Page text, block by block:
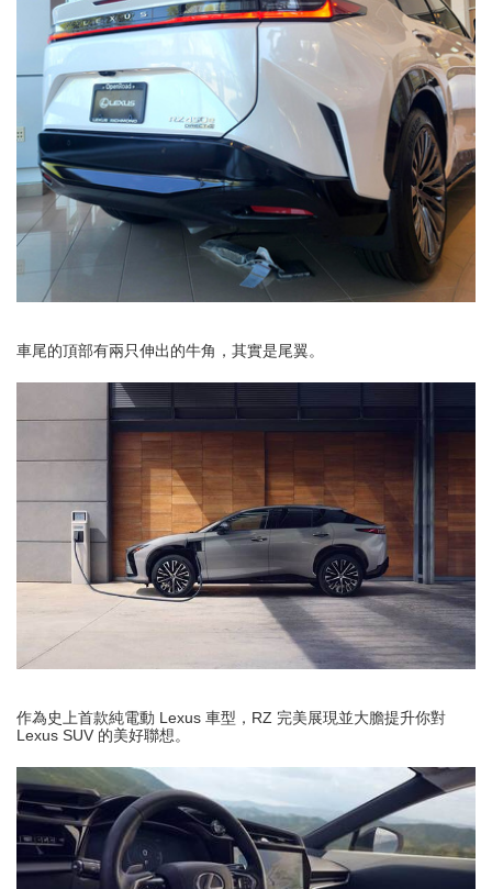
車尾的頂部有兩只伸出的牛角，其實是尾翼。
作為史上首款純電動 Lexus 車型，RZ 完美展現並大膽提升你對
Lexus SUV 的美好聯想。